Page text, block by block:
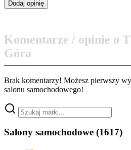
Komentarze / opinie o
Góra
Brak komentarzy! Możesz pierwszy
salonu samochodowego!
Salony samochodowe (1617)